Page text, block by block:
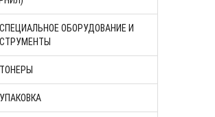
СПЕЦИАЛЬНОЕ ОБОРУДОВАНИЕ И
ТОНЕРЫ
УПАКОВКА